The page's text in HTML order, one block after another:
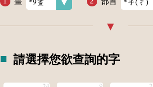
請選擇您欲查詢的字